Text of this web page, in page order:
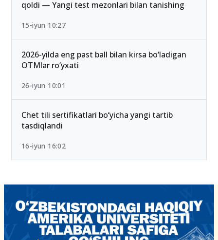
qoldi — Yangi test mezonlari bilan tanishing
15-iyun 10:27
2026-yilda eng past ball bilan kirsa bo‘ladigan
OTMlar ro‘yxati
26-iyun 10:01
Chet tili sertifikatlari bo‘yicha yangi tartib
tasdiqlandi
16-iyun 16:02